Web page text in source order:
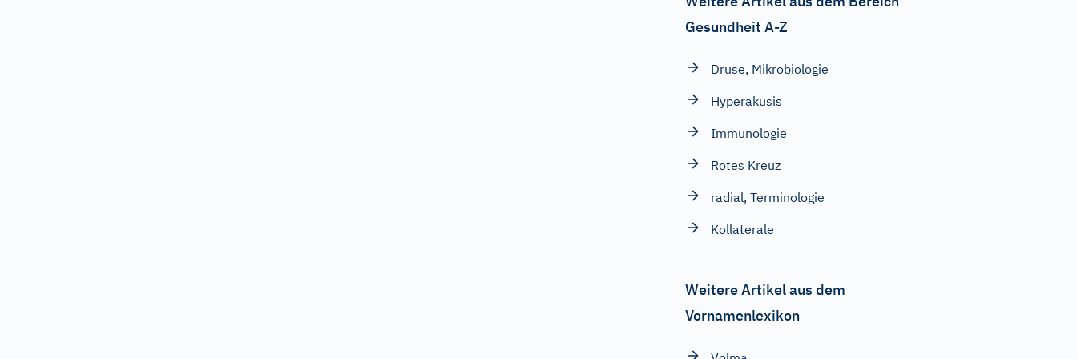
Gesundheit A-Z
Druse, Mikrobiologie
Hyperakusis
Immunologie
Rotes Kreuz
radial, Terminologie
Kollaterale
Weitere Artikel aus dem
Vornamenlexikon